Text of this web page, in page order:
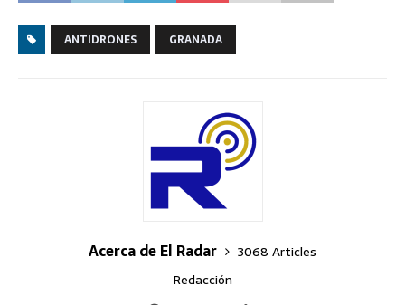
ANTIDRONES GRANADA
Acerca de El Radar
3068 Articles
Redacción